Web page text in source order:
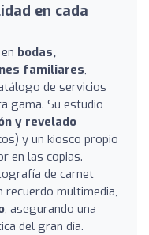
en cada
bodas,
familiares,
de servicios
gama. Su estudio
y revelado
y un kiosco propio
en las copias.
de carnet
recuerdo multimedia,
, asegurando una
del gran día.